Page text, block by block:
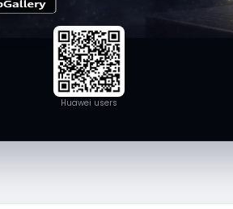
Huawei users